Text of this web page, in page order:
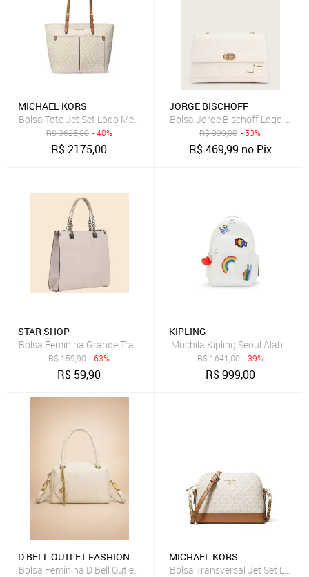
MICHAEL KORS
Bolsa Tote Jet Set Logo Média 35F3gtvt3b150
R$3625,00 - 40%
R$2175,00
JORGE BISCHOFF
Bolsa Jorge Bischoff Logo
R$999,00 - 53%
R$469,99 no Pix
STAR SHOP
Bolsa Feminina Grande Transversal De Ombro Alça Corrente Star
R$159,90 - 63%
R$ 59,90
KIPLING
Mochila Kipling Seoul
R$1641,00 - 39%
R$999,00
D BELL OUTLET FASHION
Bolsa Feminina D Bell Outlet Fashion Elegance Creme
MICHAEL KORS
Bolsa Transversal Jet Set Logo